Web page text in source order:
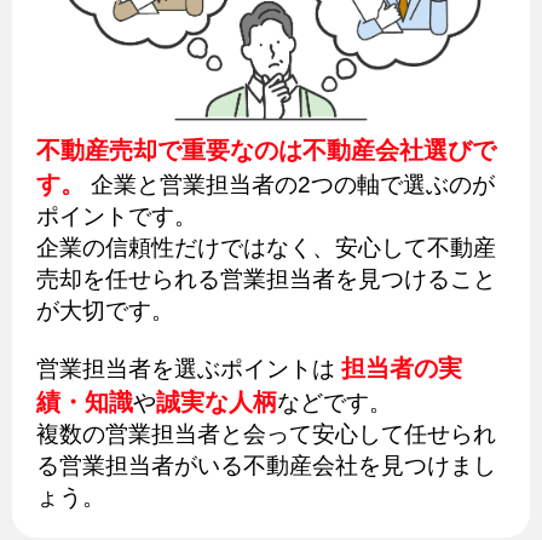
不動産売却で重要なのは不動産会社選びで
す。
企業と営業担当者の2つの軸で選ぶのが
ポイントです。
企業の信頼性だけではなく、安心して不動産
売却を任せられる営業担当者を見つけること
が大切です。
営業担当者を選ぶポイントは 担当者の実
績・知識や誠実な人柄などです。
複数の営業担当者と会って安心して任せられ
る営業担当者がいる不動産会社を見つけまし
ょう。